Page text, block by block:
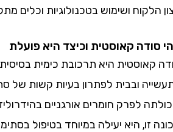
ושימוש בטכנולוגיות וכלים
קאוסטית וכיצד היא פועלת
היא תרכובת כימית בסיסית
ובבית לפתרון בעיות קשות של
לפרק חומרים אורגניים בהידרוליזה
היא יעילה במיוחד בטיפול בסתימות